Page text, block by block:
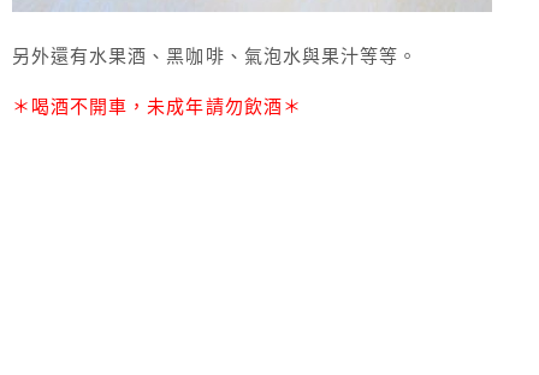
另外還有水果酒、黑咖啡、氣泡水與果汁等等。
＊喝酒不開車，未成年請勿飲酒＊